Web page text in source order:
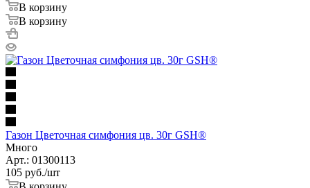
В корзину
В корзину
Газон Цветочная симфония цв. 30г GSH®
Много
Арт.: 01300113
105 руб./шт